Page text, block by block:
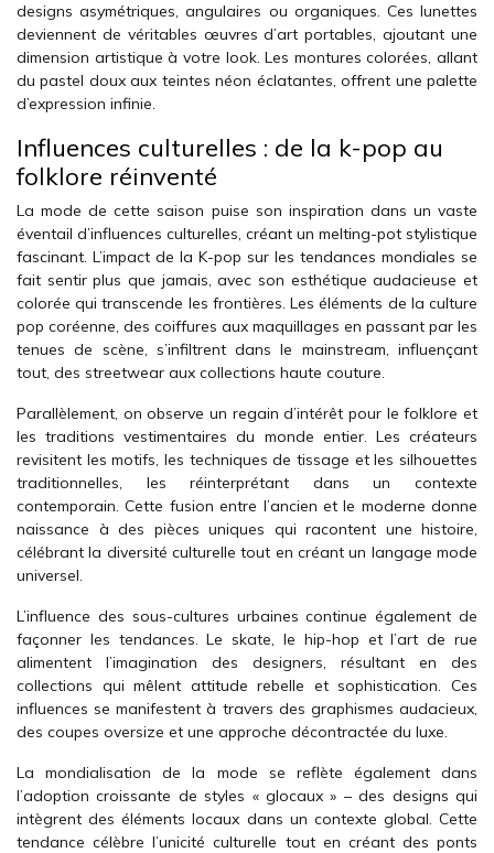
designs asymétriques, angulaires ou organiques. Ces lunettes
deviennent de véritables œuvres d’art portables, ajoutant une
dimension artistique à votre look. Les montures colorées, allant
du pastel doux aux teintes néon éclatantes, offrent une palette
d’expression infinie.
Influences culturelles : de la k-pop au
folklore réinventé
La mode de cette saison puise son inspiration dans un vaste
éventail d’influences culturelles, créant un melting-pot stylistique
fascinant. L’impact de la K-pop sur les tendances mondiales se
fait sentir plus que jamais, avec son esthétique audacieuse et
colorée qui transcende les frontières. Les éléments de la culture
pop coréenne, des coiffures aux maquillages en passant par les
tenues de scène, s’infiltrent dans le mainstream, influençant
tout, des streetwear aux collections haute couture.
Parallèlement, on observe un regain d’intérêt pour le folklore et
les traditions vestimentaires du monde entier. Les créateurs
revisitent les motifs, les techniques de tissage et les silhouettes
traditionnelles, les réinterprétant dans un contexte
contemporain. Cette fusion entre l’ancien et le moderne donne
naissance à des pièces uniques qui racontent une histoire,
célébrant la diversité culturelle tout en créant un langage mode
universel.
L’influence des sous-cultures urbaines continue également de
façonner les tendances. Le skate, le hip-hop et l’art de rue
alimentent l’imagination des designers, résultant en des
collections qui mêlent attitude rebelle et sophistication. Ces
influences se manifestent à travers des graphismes audacieux,
des coupes oversize et une approche décontractée du luxe.
La mondialisation de la mode se reflète également dans
l’adoption croissante de styles « glocaux » – des designs qui
intègrent des éléments locaux dans un contexte global. Cette
tendance célèbre l’unicité culturelle tout en créant des ponts